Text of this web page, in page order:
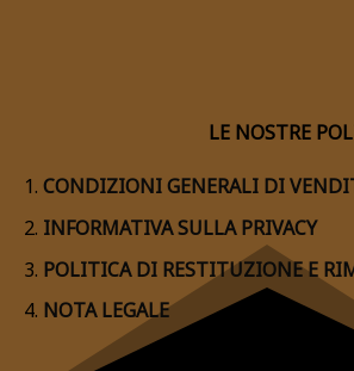
LE NOSTRE
CONDIZIONI GENERALI DI
INFORMATIVA SULLA PRIVACY
POLITICA DI RESTITUZIONE E
NOTA LEGALE